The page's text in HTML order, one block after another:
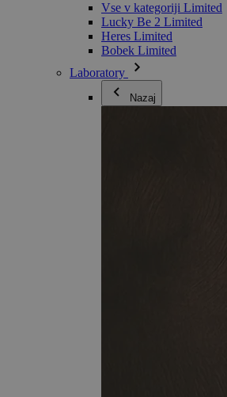
Vse v kategoriji Limited
Lucky Be 2 Limited
Heres Limited
Bobek Limited
Laboratory
Nazaj